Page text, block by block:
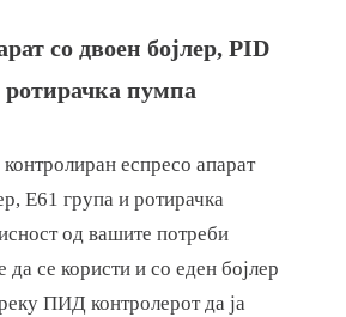
со двоен бојлер, PID
пумпа
еспресо апарат
Е61 група и ротирачка
од вашите потреби
да се користи и со еден бојлер
ПИД контролерот да ја